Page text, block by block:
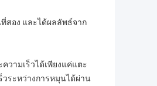
สอง และได้ผลลัพธ์จาก
วามเร็วได้เพียงแค่แตะ
ระหว่างการหมุนได้ผ่าน